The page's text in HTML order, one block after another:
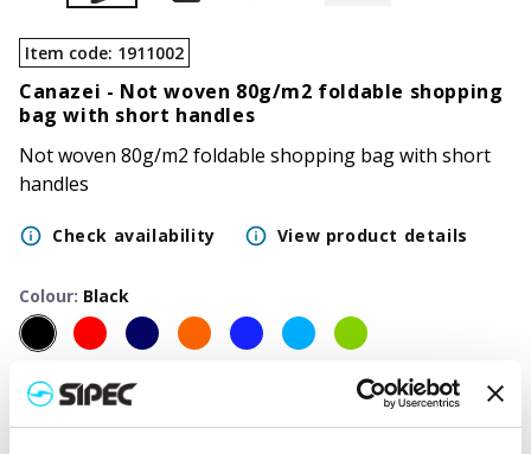
Item code: 1911002
Canazei - Not woven 80g/m2 foldable shopping
bag with short handles
Not woven 80g/m2 foldable shopping bag with short
handles
Check availability View product details
Colour: Black
50 500+ 1000+ 2500
0,750€ 0,750€ 0,750€ 0,750€ 0,750€ 0,750€